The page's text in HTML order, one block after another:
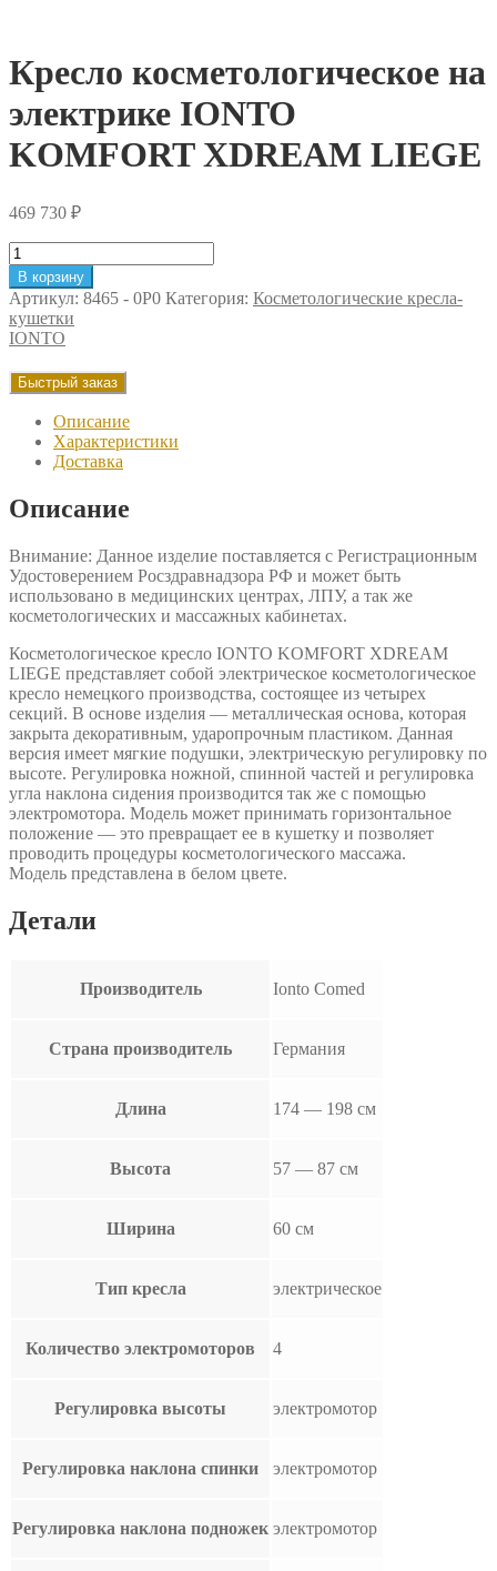
Кресло косметологическое на
электрике IONTO
KOMFORT XDREAM LIEGE
469 730 ₽
Количество
товара
Кресло
косметологическое
на
электрике
IONTO
KOMFORT
LIEGE
В корзину
Артикул: 8465 - 0P0 Категория: Косметологические кресла-
кушетки
IONTO
Быстрый заказ
Описание
Характеристики
Доставка
Описание
Внимание: Данное изделие поставляется с Регистрационным
Удостоверением Росздравнадзора РФ и может быть
использовано в медицинских центрах, ЛПУ, а так же
косметологических и массажных кабинетах.
Косметологическое кресло IONTO KOMFORT XDREAM
LIEGE представляет собой электрическое косметологическое
кресло немецкого производства, состоящее из четырех
секций. В основе изделия — металлическая основа, которая
закрыта декоративным, ударопрочным пластиком. Данная
версия имеет мягкие подушки, электрическую регулировку по
высоте. Регулировка ножной, спинной частей и регулировка
угла наклона сидения производится так же с помощью
электромотора. Модель может принимать горизонтальное
положение — это превращает ее в кушетку и позволяет
проводить процедуры косметологического массажа.
Модель представлена в белом цвете.
Детали
Производитель Ionto Comed
Страна производитель Германия
Длина 174 — 198 см
Высота 57 — 87 см
Ширина 60 см
Тип кресла электрическое
Количество электромоторов 4
Регулировка высоты электромотор
Регулировка наклона спинки электромотор
Регулировка наклона подножек электромотор